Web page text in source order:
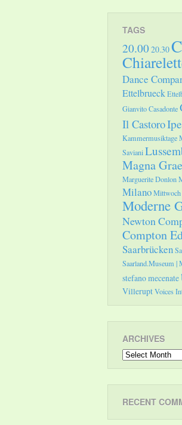
TAGS
20.00 20.30
Dance
Ettelbrueck
Gianvito Casadonte
Il Castoro
Kammermusiktage
Saviani
Magna
Marguerite Donlon
MilanoMittwoch
Moderne
Newton
Compton
Saarbrücken
Saarland.Museum |
stefano mecenate
VilleruptVoices
ARCHIVES
Archives
RECENT